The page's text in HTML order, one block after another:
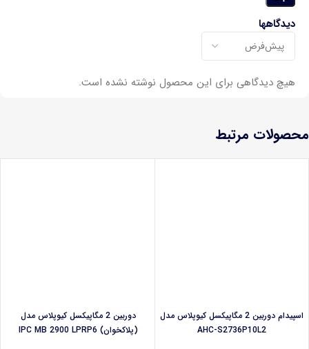
دیدگاهها
هیچ دیدگاهی برای این محصول نوشته نشده است.
محصولات مرتبط
اسپیدام دوربین 2 مگاپیکسل کیوپلاس مدل
AHC-S2736P10L2
دوربین 2 مگاپیکسل کیوپلاس مدل
(پلاکخوان) IPC MB 2900 LPRP6